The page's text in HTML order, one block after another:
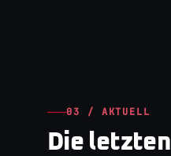
03 / AKTUELL
Die letzten